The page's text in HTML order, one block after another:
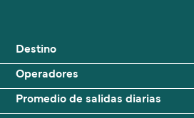
Destino
Operadores
Promedio de salidas diarias